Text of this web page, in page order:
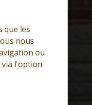
que les
nous
ou
via l'option